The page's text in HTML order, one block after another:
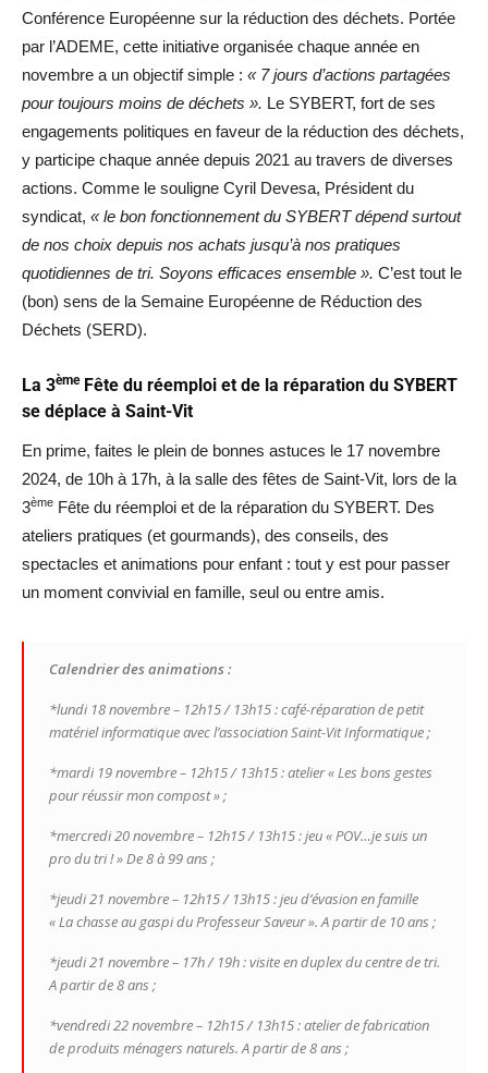
Conférence Européenne sur la réduction des déchets. Portée
par l’ADEME, cette initiative organisée chaque année en
novembre a un objectif simple : « 7 jours d’actions partagées
pour toujours moins de déchets ». Le SYBERT, fort de ses
engagements politiques en faveur de la réduction des déchets,
y participe chaque année depuis 2021 au travers de diverses
actions. Comme le souligne Cyril Devesa, Président du
syndicat, « le bon fonctionnement du SYBERT dépend surtout
de nos choix depuis nos achats jusqu’à nos pratiques
quotidiennes de tri. Soyons efficaces ensemble ». C’est tout le
(bon) sens de la Semaine Européenne de Réduction des
Déchets (SERD).
La 3èmeFête du réemploi et de la réparation du SYBERT
se déplace à Saint-Vit
En prime, faites le plein de bonnes astuces le 17 novembre
2024, de 10h à 17h, à la salle des fêtes de Saint-Vit, lors de la
3ème Fête du réemploi et de la réparation du SYBERT. Des
ateliers pratiques (et gourmands), des conseils, des
spectacles et animations pour enfant : tout y est pour passer
un moment convivial en famille, seul ou entre amis.
Calendrier des animations :
*lundi 18 novembre – 12h15 / 13h15 : café-réparation de petit
matériel informatique avec l’association Saint-Vit Informatique ;
*mardi 19 novembre – 12h15 / 13h15 : atelier « Les bons gestes
pour réussir mon compost » ;
*mercredi 20 novembre – 12h15 / 13h15 : jeu « POV…je suis un
pro du tri ! » De 8 à 99 ans ;
*jeudi 21 novembre – 12h15 / 13h15 : jeu d’évasion en famille
« La chasse au gaspi du Professeur Saveur ». A partir de 10 ans ;
*jeudi 21 novembre – 17h / 19h : visite en duplex du centre de tri.
A partir de 8 ans ;
*vendredi 22 novembre – 12h15 / 13h15 : atelier de fabrication
de produits ménagers naturels. A partir de 8 ans ;